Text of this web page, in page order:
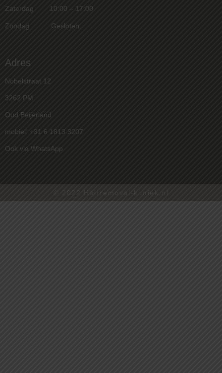
Zaterdag 10:00 – 17:00
Zondag Gesloten.
Adres
Nobelstraat 12
3262 PM
Oud Beijerland
mobiel: +31 6 1813 3207
Ook via WhatsApp
© 2022 Hairremoval-kliniek.nl